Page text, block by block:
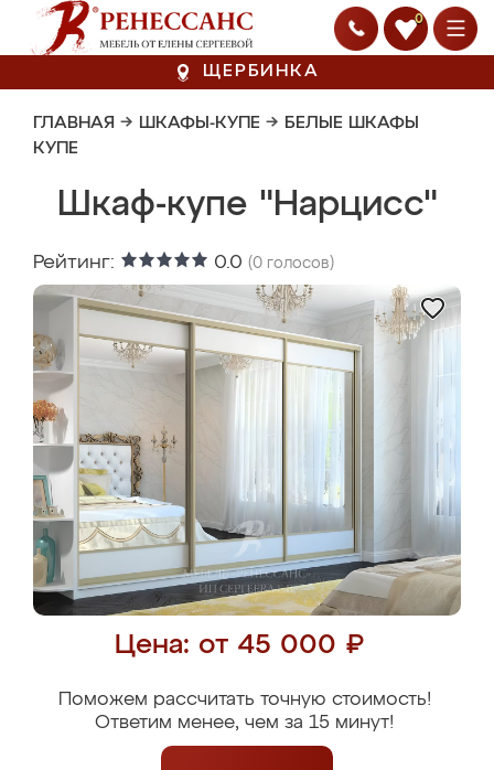
0
ЩЕРБИНКА
ГЛАВНАЯ → ШКАФЫ-КУПЕ → БЕЛЫЕ ШКАФЫ
КУПЕ
Шкаф-купе "Нарцисс"
Рейтинг: 0.0 (0 голосов)
Цена: от 45 000 ₽
Поможем рассчитать точную стоимость!
Ответим менее, чем за 15 минут!